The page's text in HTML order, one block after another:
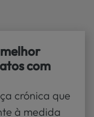
com
crónica que
à medida